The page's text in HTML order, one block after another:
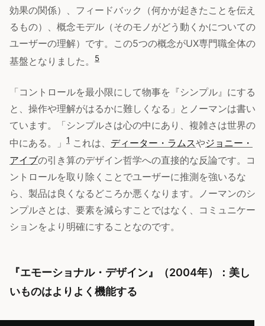
効果の関係）、フィードバック（何かが起きたことを伝え
るもの）、概念モデル（そのモノがどう動くかについての
ユーザーの理解）です。この5つの概念がUX専門職全体の
基盤となりました。
5
「コントロールを最小限にして物事を『シンプル』にする
と、操作や理解がはるかに難しくなる」とノーマンは書い
ています。「シンプルさは心の中にあり、複雑さは世界の
中にある。」 1 これは、 ディーター・ラムスやジョニー・
アイブの引き算のデザイン哲学への直接的な反論です。コ
ントロールを取り除くことでユーザーに推測を強いるな
ら、製品は良くなるどころか悪くなります。ノーマンのシ
ンプルさとは、要素を減らすことではなく、コミュニケー
ションをより明確にすることなのです。
『エモーショナル・デザイン』（2004年）：美し
いものはよりよく機能する